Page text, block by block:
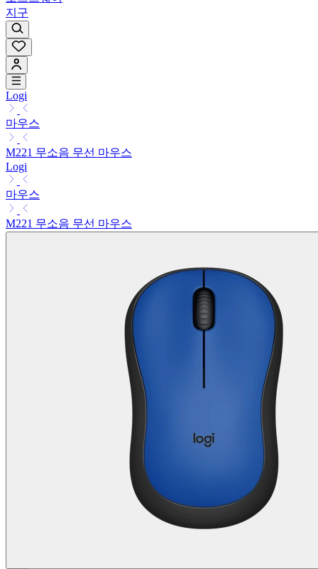
지구
Logi
마우스
M221 무소음 무선 마우스
Logi
마우스
M221 무소음 무선 마우스